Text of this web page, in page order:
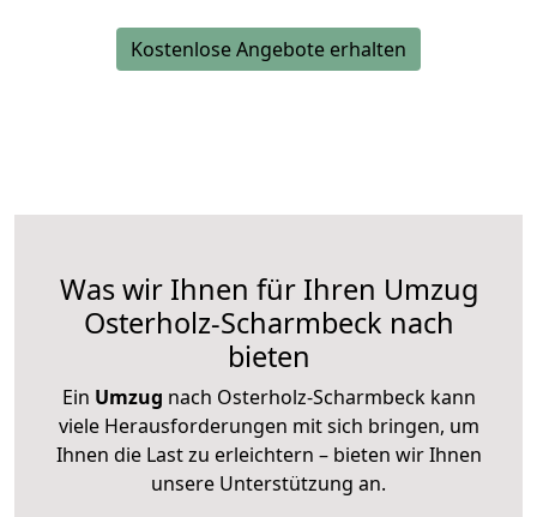
Kostenlose Angebote erhalten
Was wir Ihnen für Ihren Umzug
Osterholz-Scharmbeck nach
bieten
Ein Umzug nach Osterholz-Scharmbeck kann
viele Herausforderungen mit sich bringen, um
Ihnen die Last zu erleichtern – bieten wir Ihnen
unsere Unterstützung an.